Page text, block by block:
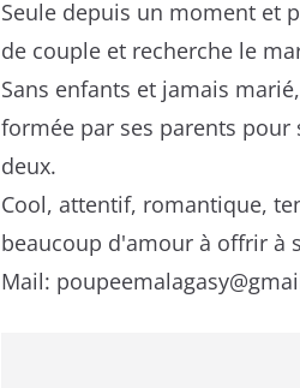
Seule depuis un moment et
de couple et recherche le
Sans enfants et jamais
formée par ses parents pour
deux.
Cool, attentif, romantique,
beaucoup d'amour à offrir à
Mail: